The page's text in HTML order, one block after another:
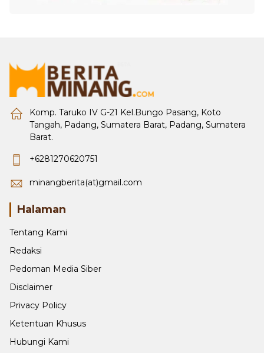
Komp. Taruko IV G-21 Kel.Bungo Pasang, Koto
Tangah, Padang, Sumatera Barat, Padang, Sumatera
Barat.
Tentang Kami
Redaksi
Pedoman Media Siber
Disclaimer
Privacy Policy
Ketentuan Khusus
Hubungi Kami